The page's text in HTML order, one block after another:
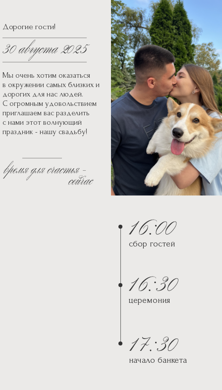
Дорогие гости!
Мы очень хотим оказаться
в окружении самых близких и
дорогих для нас людей.
С огромным удовольствием
приглашаем вас разделить
с нами этот волнующий
праздник - нашу свадьбу!
сбор гостей
церемония
начало банкета